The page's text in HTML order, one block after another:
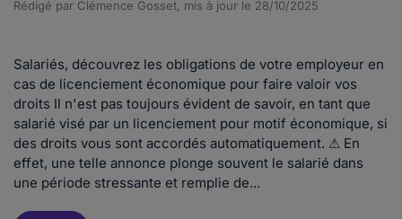
Rédigé par Clémence Gosset, mis à jour le 28/10/2025
Salariés, découvrez les obligations de votre employeur en
cas de licenciement économique pour faire valoir vos
droits Il n'est pas toujours évident de savoir, en tant que
salarié visé par un licenciement pour motif économique, si
des droits vous sont accordés automatiquement. ⚠ En
effet, une telle annonce plonge souvent le salarié dans
une période stressante et remplie de...